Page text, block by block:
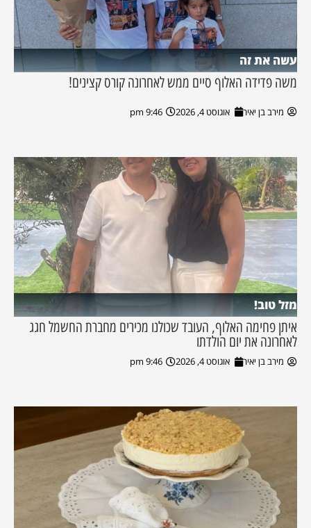
עשה את זה
משה פדידה האלוף סיים ממש לאחרונה קורס קצינים!
מירב בן יאיר אוגוסט 4, 2026 9:46 pm
מזל טוב!
איתן פחימה האלוף, העובד שכולנו מכירים מחברת החשמל חגג
לאחרונה את יום הולדתו
מירב בן יאיר אוגוסט 4, 2026 9:46 pm